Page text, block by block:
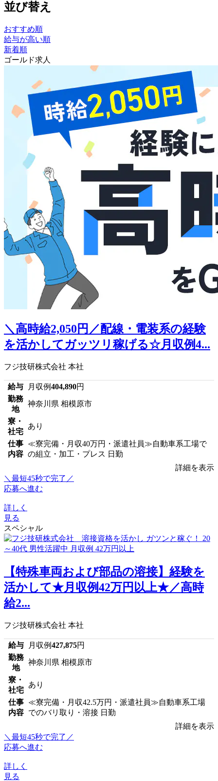
並び替え
おすすめ順
給与が高い順
新着順
ゴールド求人
＼高時給2,050円／配線・電装系の経験
を活かしてガッツリ稼げる☆月収例4...
フジ技研株式会社 本社
給与 月収例404,890円
勤務
地
神奈川県 相模原市
寮・
社宅
あり
仕事
内容
≪寮完備・月収40万円・派遣社員≫自動車系工場で
の組立・加工・プレス 日勤
詳細を表示
＼最短45秒で完了／
応募へ進む
詳しく
見る
スペシャル
【特殊車両および部品の溶接】経験を
活かして★月収例42万円以上★／高時
給2...
フジ技研株式会社 本社
給与 月収例427,875円
勤務
地
神奈川県 相模原市
寮・
社宅
あり
仕事
内容
≪寮完備・月収42.5万円・派遣社員≫自動車系工場
でのバリ取り・溶接 日勤
詳細を表示
＼最短45秒で完了／
応募へ進む
詳しく
見る